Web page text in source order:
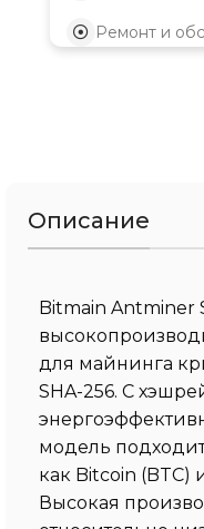
Ремонт и
Описание
Bitmain Antminer
для майнинга
SHA-256. С
модель
как Bitcoin (BTC)
Высокая